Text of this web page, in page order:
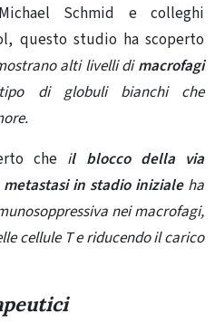
Schmid e colleghi
questo studio ha scoperto
alti livelli dimacrofagi
di globuli bianchi che
che il blocco della via
in stadio inizialeha
nei macrofagi,
cellule T e riducendo il carico